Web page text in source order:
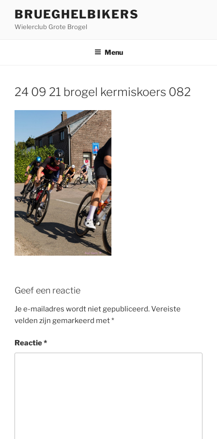
BRUEGHELBIKERS
Wielerclub Grote Brogel
Menu
24 09 21 brogel kermiskoers 082
Geef een reactie
Je e-mailadres wordt niet gepubliceerd.Vereiste
velden zijn gemarkeerd met*
Reactie*